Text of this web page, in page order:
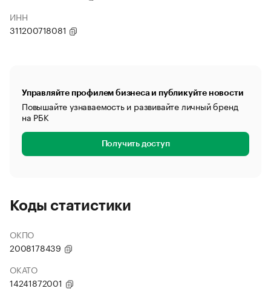
ИНН
311200718081
Управляйте профилем бизнеса и публикуйте новости
Повышайте узнаваемость и развивайте личный бренд
на РБК
Получить доступ
Коды статистики
ОКПО
2008178439
ОКАТО
14241872001